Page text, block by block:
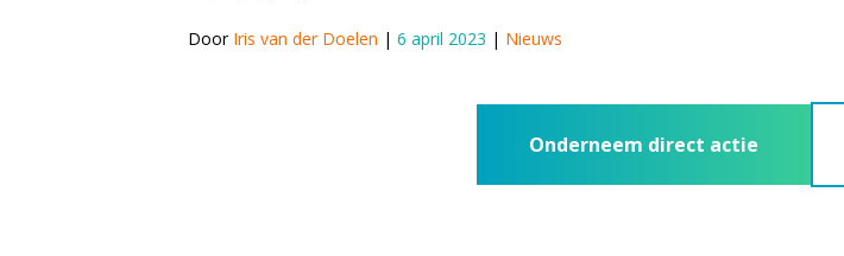
Door Iris van der Doelen | 6 april 2023 | Nieuws
Onderneem direct actie